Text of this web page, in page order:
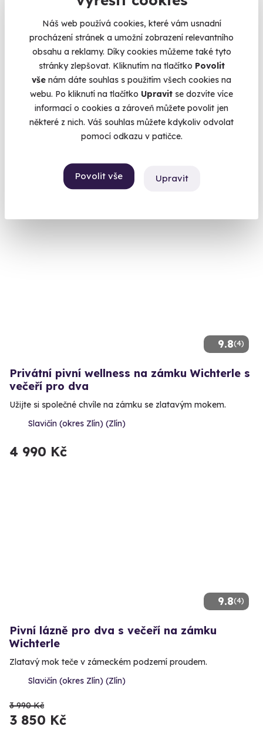
Náš web používá cookies, které vám usnadní
procházení stránek a umožní zobrazení relevantního
obsahu a reklamy. Díky cookies můžeme také tyto
stránky zlepšovat. Kliknutím na tlačítko Povolit
vše nám dáte souhlas s použitím všech cookies na
webu. Po kliknutí na tlačítko Upravit se dozvíte více
informací o cookies a zároveň můžete povolit jen
některé z nich. Váš souhlas můžete kdykoliv odvolat
pomocí odkazu v patičce.
Povolit vše Upravit
Zážitková střelba: Nejsilnější zbraně - 5
zbraní
Čeká vás 9 výstřelů!
(+ 28 dalších lokalit)
9.8(4)
Privátní pivní wellness na zámku Wichterle s
večeří pro dva
Užijte si společné chvíle na zámku se zlatavým mokem.
Slavičín (okres Zlín) (Zlín)
4 990 Kč
9.8(4)
Pivní lázně pro dva s večeří na zámku
Wichterle
Zlatavý mok teče v zámeckém podzemí proudem.
Slavičín (okres Zlín) (Zlín)
3 990 Kč
3 850 Kč